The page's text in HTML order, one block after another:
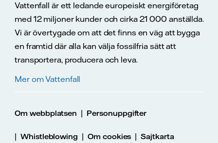
Vattenfall är ett ledande europeiskt energiföretag
med 12 miljoner kunder och cirka 21 000 anställda.
Vi är övertygade om att det finns en väg att bygga
en framtid där alla kan välja fossilfria sätt att
transportera, producera och leva.
Mer om Vattenfall
Om webbplatsen | Personuppgifter
| Whistleblowing | Om cookies |Sajtkarta